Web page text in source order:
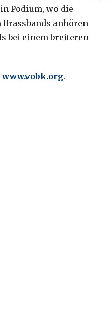
Podium, wo die
anhören
bei einem breiteren
www.vobk.org.